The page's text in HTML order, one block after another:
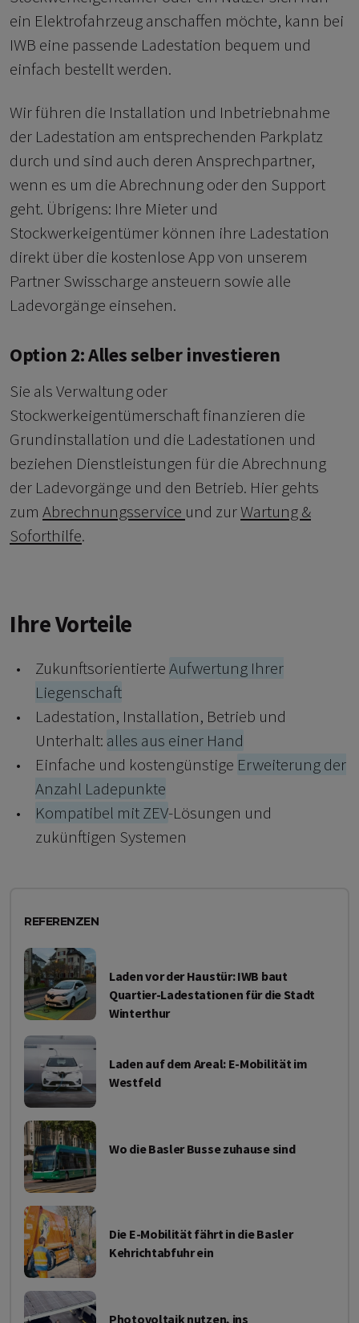
ein Elektrofahrzeug anschaffen möchte, kann bei
IWB eine passende Ladestation bequem und
einfach bestellt werden.
Wir führen die Installation und Inbetriebnahme
der Ladestation am entsprechenden Parkplatz
durch und sind auch deren Ansprechpartner,
wenn es um die Abrechnung oder den Support
geht. Übrigens: Ihre Mieter und
Stockwerkeigentümer können ihre Ladestation
direkt über die kostenlose App von unserem
Partner Swisscharge ansteuern sowie alle
Ladevorgänge einsehen.
Option 2: Alles selber investieren
Sie als Verwaltung oder
Stockwerkeigentümerschaft finanzieren die
Grundinstallation und die Ladestationen und
beziehen Dienstleistungen für die Abrechnung
der Ladevorgänge und den Betrieb. Hier gehts
zum Abrechnungsservice und zurWartung &
Soforthilfe.
Ihre Vorteile
ZukunftsorientierteAufwertung Ihrer
Liegenschaft
Ladestation, Installation, Betrieb und
Unterhalt: alles aus einer Hand
Einfache und kostengünstige Erweiterung der
Anzahl Ladepunkte
Kompatibel mit ZEV-Lösungen und
zukünftigen Systemen
REFERENZEN
Laden vor der Haustür: IWB baut
Quartier-Ladestationen für die Stadt
Winterthur
Laden auf dem Areal: E-Mobilität im
Westfeld
Wo die Basler Busse zuhause sind
Die E-Mobilität fährt in die Basler
Kehrichtabfuhr ein
Photovoltaik nutzen, ins